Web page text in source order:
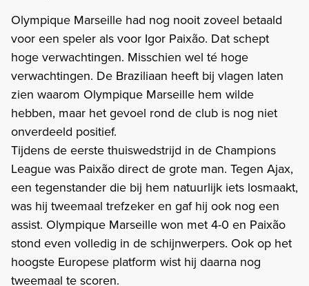
Olympique Marseille had nog nooit zoveel betaald
voor een speler als voor Igor Paixão. Dat schept
hoge verwachtingen. Misschien wel té hoge
verwachtingen. De Braziliaan heeft bij vlagen laten
zien waarom Olympique Marseille hem wilde
hebben, maar het gevoel rond de club is nog niet
onverdeeld positief.
Tijdens de eerste thuiswedstrijd in de Champions
League was Paixão direct de grote man. Tegen Ajax,
een tegenstander die bij hem natuurlijk iets losmaakt,
was hij tweemaal trefzeker en gaf hij ook nog een
assist. Olympique Marseille won met 4-0 en Paixão
stond even volledig in de schijnwerpers. Ook op het
hoogste Europese platform wist hij daarna nog
tweemaal te scoren.